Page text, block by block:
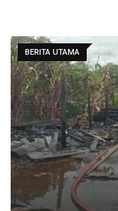
BERITA UTAMA